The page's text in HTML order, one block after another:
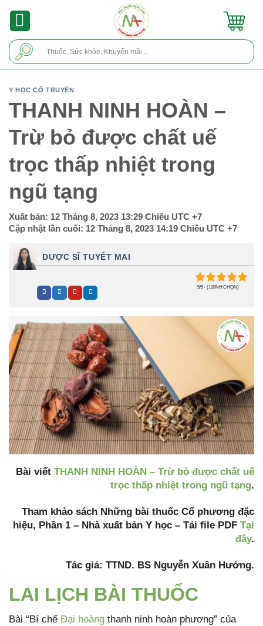
Y HỌC CỔ TRUYỀN
THANH NINH HOÀN –
Trừ bỏ được chất uế
trọc thấp nhiệt trong
ngũ tạng
Xuất bản: 12 Tháng 8, 2023 13:29 Chiều UTC +7
Cập nhật lần cuối: 12 Tháng 8, 2023 14:19 Chiều UTC +7
DƯỢC SĨ TUYẾT MAI
5/5 - (1 BÌNH CHỌN)
Bài viết THANH NINH HOÀN – Trừ bỏ được chất uế
trọc thấp nhiệt trong ngũ tạng.
Tham khảo sách Những bài thuốc Cổ phương đặc
hiệu, Phần 1 – Nhà xuất bản Y học – Tải file PDF Tại
đây.
Tác giả: TTND. BS Nguyễn Xuân Hướng.
LAI LỊCH BÀI THUỐC
Bài “Bí chế Đại hoàng thanh ninh hoàn phương” của